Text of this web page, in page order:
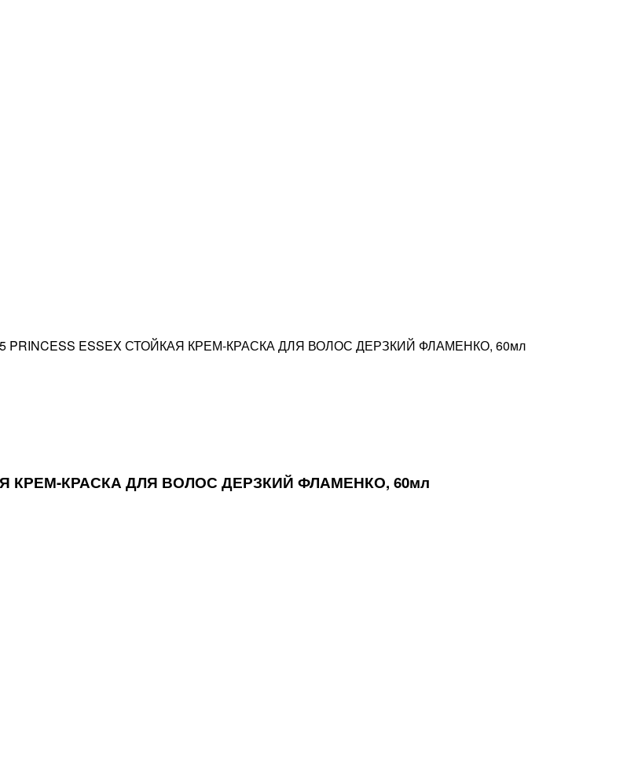
65 PRINCESS ESSEX СТОЙКАЯ КРЕМ-КРАСКА ДЛЯ ВОЛОС ДЕРЗКИЙ ФЛАМЕНКО, 60мл
КРЕМ-КРАСКА ДЛЯ ВОЛОС ДЕРЗКИЙ ФЛАМЕНКО, 60мл